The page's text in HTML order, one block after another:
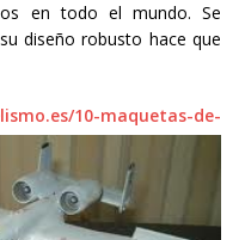
en todo el mundo. Se
diseño robusto hace que
10-maquetas-de-